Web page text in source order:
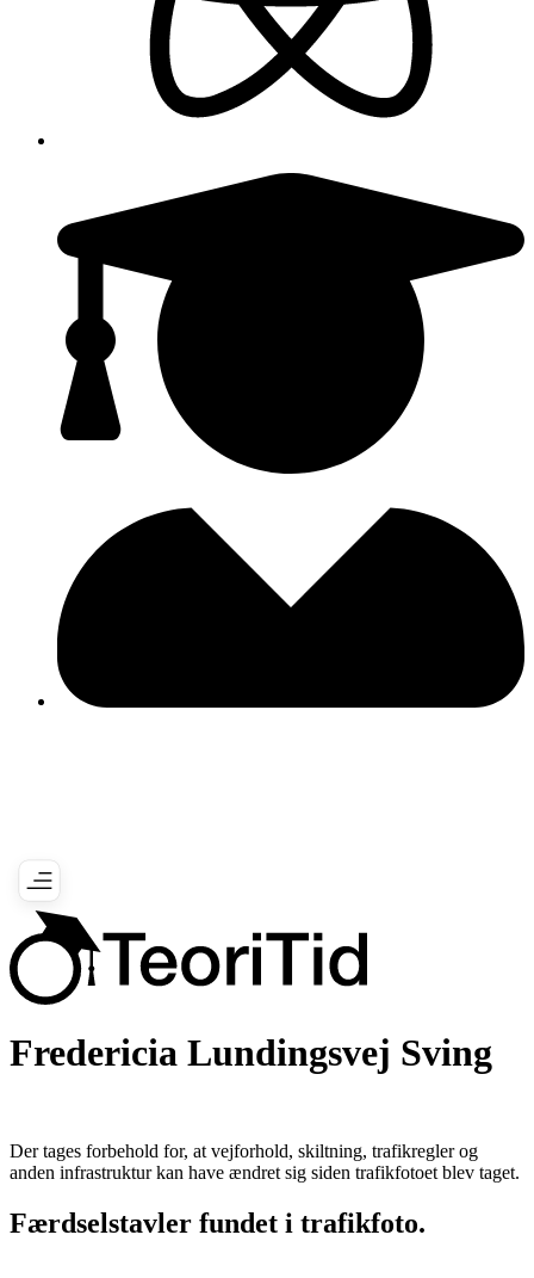
Fredericia Lundingsvej Sving
Der tages forbehold for, at vejforhold, skiltning, trafikregler og
anden infrastruktur kan have ændret sig siden trafikfotoet blev taget.
Færdselstavler fundet i trafikfoto.